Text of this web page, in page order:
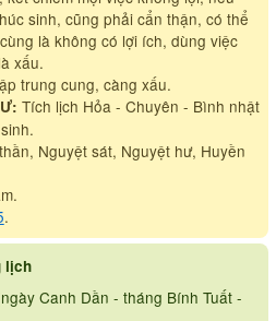
sinh, cũng phải cẩn thận, có thể
là không có lợi ích, dùng việc
xấu.
trung cung, càng xấu.
Tích lịch Hỏa - Chuyên - Bình nhật
Nguyệt sát, Nguyệt hư, Huyền
.
lịch
Canh Dần - tháng Bính Tuất -